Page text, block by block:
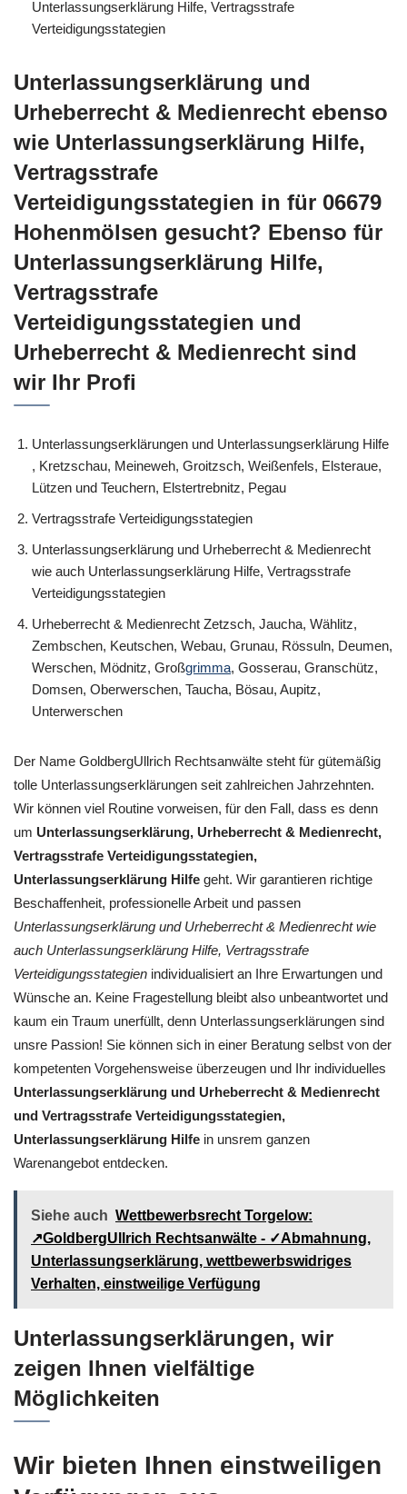
Unterlassungserklärung Hilfe, Vertragsstrafe
Verteidigungsstategien
Unterlassungserklärung und
Urheberrecht & Medienrecht ebenso
wie Unterlassungserklärung Hilfe,
Vertragsstrafe
Verteidigungsstategien in für 06679
Hohenmölsen gesucht? Ebenso für
Unterlassungserklärung Hilfe,
Vertragsstrafe
Verteidigungsstategien und
Urheberrecht & Medienrecht sind
wir Ihr Profi
Unterlassungserklärungen und Unterlassungserklärung Hilfe
, Kretzschau, Meineweh, Groitzsch, Weißenfels, Elsteraue,
Lützen und Teuchern, Elstertrebnitz, Pegau
Vertragsstrafe Verteidigungsstategien
Unterlassungserklärung und Urheberrecht & Medienrecht
wie auch Unterlassungserklärung Hilfe, Vertragsstrafe
Verteidigungsstategien
Urheberrecht & Medienrecht Zetzsch, Jaucha, Wählitz,
Zembschen, Keutschen, Webau, Grunau, Rössuln, Deumen,
Werschen, Mödnitz, Großgrimma, Gosserau, Granschütz,
Domsen, Oberwerschen, Taucha, Bösau, Aupitz,
Unterwerschen
Der Name GoldbergUllrich Rechtsanwälte steht für gütemäßig
tolle Unterlassungserklärungen seit zahlreichen Jahrzehnten.
Wir können viel Routine vorweisen, für den Fall, dass es denn
um Unterlassungserklärung, Urheberrecht & Medienrecht,
Vertragsstrafe Verteidigungsstategien,
Unterlassungserklärung Hilfe geht. Wir garantieren richtige
Beschaffenheit, professionelle Arbeit und passen
Unterlassungserklärung und Urheberrecht & Medienrecht wie
auch Unterlassungserklärung Hilfe, Vertragsstrafe
Verteidigungsstategien individualisiert an Ihre Erwartungen und
Wünsche an. Keine Fragestellung bleibt also unbeantwortet und
kaum ein Traum unerfüllt, denn Unterlassungserklärungen sind
unsre Passion! Sie können sich in einer Beratung selbst von der
kompetenten Vorgehensweise überzeugen und Ihr individuelles
Unterlassungserklärung und Urheberrecht & Medienrecht
und Vertragsstrafe Verteidigungsstategien,
Unterlassungserklärung Hilfe in unsrem ganzen
Warenangebot entdecken.
Siehe auch Wettbewerbsrecht Torgelow:
↗GoldbergUllrich Rechtsanwälte - ✓Abmahnung,
Unterlassungserklärung, wettbewerbswidriges
Verhalten, einstweilige Verfügung
Unterlassungserklärungen, wir
zeigen Ihnen vielfältige
Möglichkeiten
Wir bieten Ihnen einstweiligen